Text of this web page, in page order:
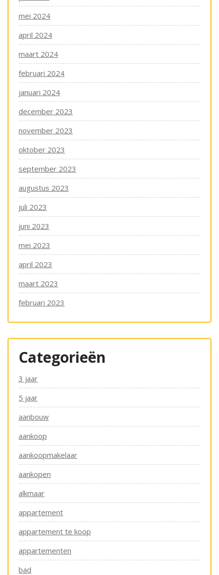
mei 2024
april 2024
maart 2024
februari 2024
januari 2024
december 2023
november 2023
oktober 2023
september 2023
augustus 2023
juli 2023
juni 2023
mei 2023
april 2023
maart 2023
februari 2023
Categorieën
3 jaar
5 jaar
aanbouw
aankoop
aankoopmakelaar
aankopen
alkmaar
appartement
appartement te koop
appartementen
bad